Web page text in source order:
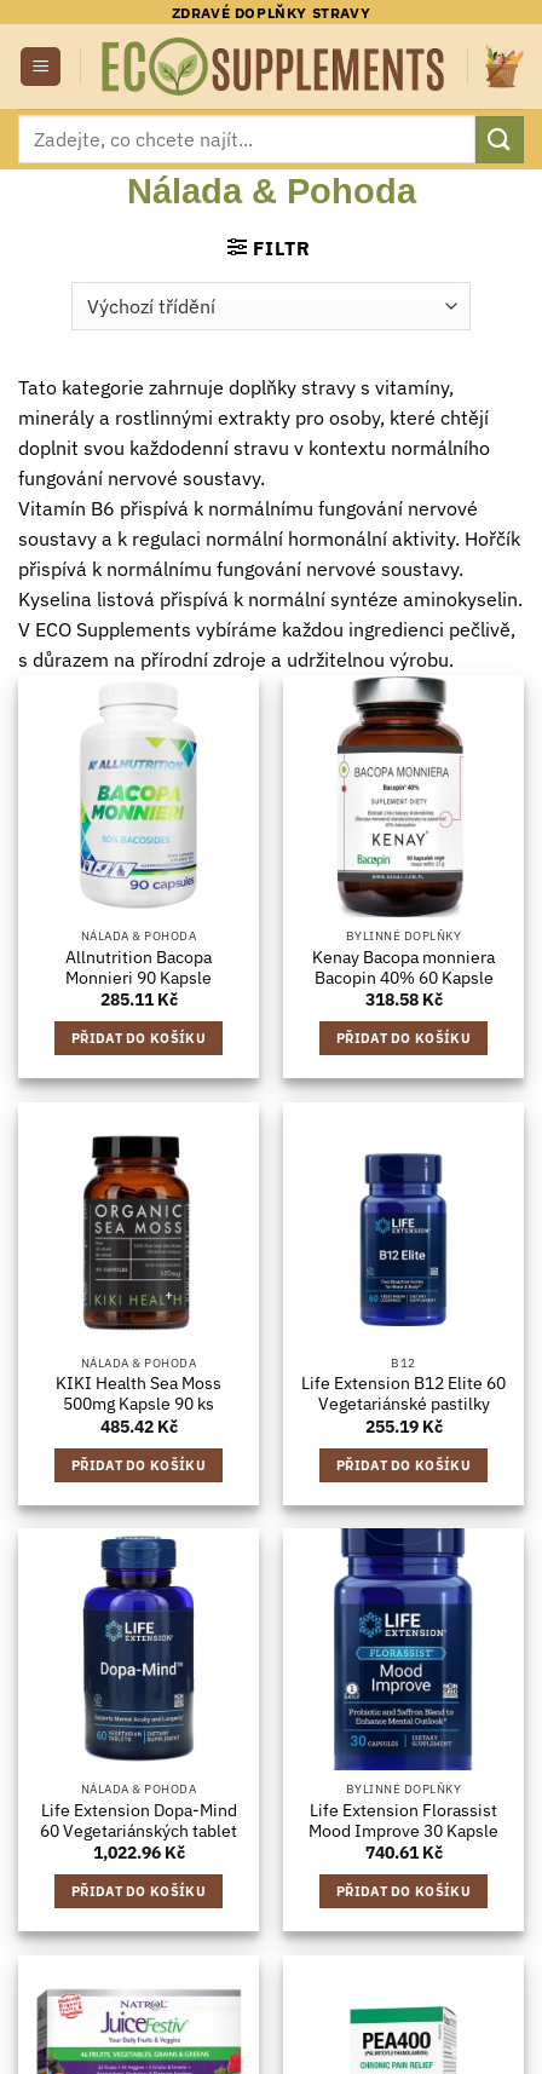
obsah
ZDRAVÉ DOPLŇKY STRAVY
Hledat:
Nálada & Pohoda
FILTR
Tato kategorie zahrnuje doplňky stravy s vitamíny,
minerály a rostlinnými extrakty pro osoby, které chtějí
doplnit svou každodenní stravu v kontextu normálního
fungování nervové soustavy.
Vitamín B6 přispívá k normálnímu fungování nervové
soustavy a k regulaci normální hormonální aktivity. Hořčík
přispívá k normálnímu fungování nervové soustavy.
Kyselina listová přispívá k normální syntéze aminokyselin.
V ECO Supplements vybíráme každou ingredienci pečlivě,
s důrazem na přírodní zdroje a udržitelnou výrobu.
NÁLADA & POHODA
Allnutrition Bacopa
Monnieri 90 Kapsle
285.11Kč
PŘIDAT DO KOŠÍKU
BYLINNÉ DOPLŇKY
Kenay Bacopa monniera
Bacopin 40% 60 Kapsle
318.58 Kč
PŘIDAT DO KOŠÍKU
NÁLADA & POHODA
KIKI Health Sea Moss
500mg Kapsle 90 ks
485.42 Kč
PŘIDAT DO KOŠÍKU
B12
Life Extension B12 Elite 60
Vegetariánské pastilky
255.19 Kč
PŘIDAT DO KOŠÍKU
NÁLADA & POHODA
Life Extension Dopa-Mind
60 Vegetariánských tablet
1,022.96 Kč
PŘIDAT DO KOŠÍKU
BYLINNÉ DOPLŇKY
Life Extension Florassist
Mood Improve 30 Kapsle
740.61Kč
PŘIDAT DO KOŠÍKU